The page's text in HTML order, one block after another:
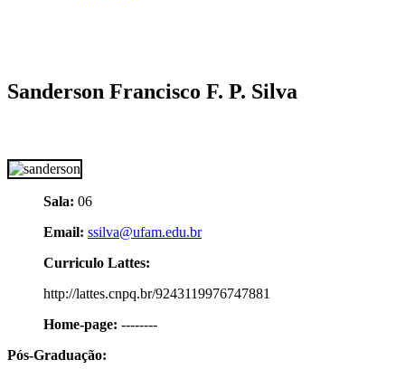
Sanderson Francisco F. P. Silva
Sala: 06
Email: ssilva@ufam.edu.br
Curriculo Lattes:
http://lattes.cnpq.br/9243119976747881
Home-page: --------
Pós-Graduação: